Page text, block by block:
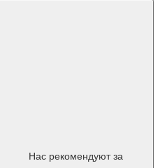
Нас рекомендуют за